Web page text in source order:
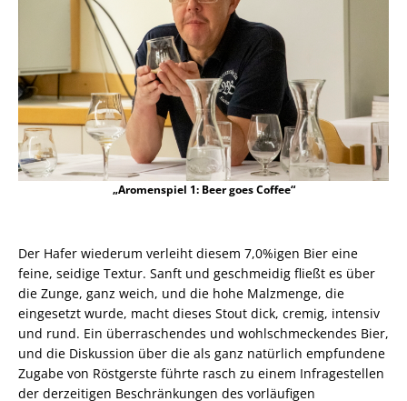
„Aromenspiel 1: Beer goes Coffee“
Der Hafer wiederum verleiht diesem 7,0%igen Bier eine
feine, seidige Textur. Sanft und geschmeidig fließt es über
die Zunge, ganz weich, und die hohe Malzmenge, die
eingesetzt wurde, macht dieses Stout dick, cremig, intensiv
und rund. Ein überraschendes und wohlschmeckendes Bier,
und die Diskussion über die als ganz natürlich empfundene
Zugabe von Röstgerste führte rasch zu einem Infragestellen
der derzeitigen Beschränkungen des vorläufigen